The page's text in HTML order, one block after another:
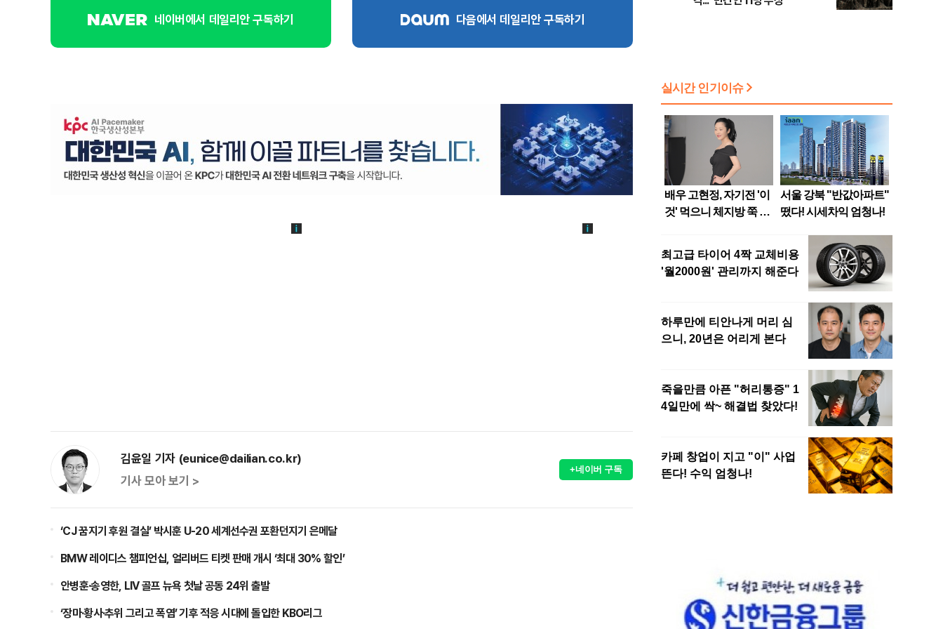
네이버에서 데일리안 구독하기 다음에서 데일리안 구독하기
김윤일 기자 (eunice@dailian.co.kr)
기사 모아 보기 >
+네이버 구독
‘CJ 꿈지기 후원 결실’ 박시훈 U-20 세계선수권 포환던지기 은메달
BMW 레이디스 챔피언십, 얼리버드 티켓 판매 개시 ‘최대 30% 할인’
안병훈·송영한, LIV 골프 뉴욕 첫날 공동 24위 출발
‘장마·황사·추위 그리고 폭염’ 기후 적응 시대에 돌입한 KBO리그